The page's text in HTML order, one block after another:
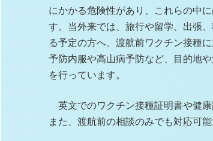
にかかる危険性があり、これらの中
す。当外来では、旅行や留学、出張
る予定の方へ、渡航前ワクチン接種
予防内服や高山病予防など、目的地
を行っています。
英文でのワクチン接種証明書や健康
また、渡航前の相談のみでも対応可能